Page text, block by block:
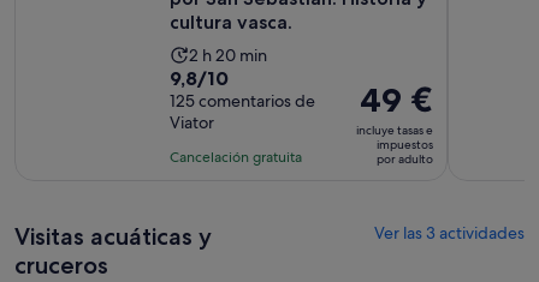
cultura vasca.
La
duración
de
la
actividad
2 horas
2 h 20 min
9.8
sobre
10
con
9,8/10
125 comentarios de
Viator
Cancelación gratuita
El
precio
es
de
adulto
49 €
incluye tasas e
impuestos
por adulto
Visitas acuáticas y
cruceros
Ver las 3 actividades